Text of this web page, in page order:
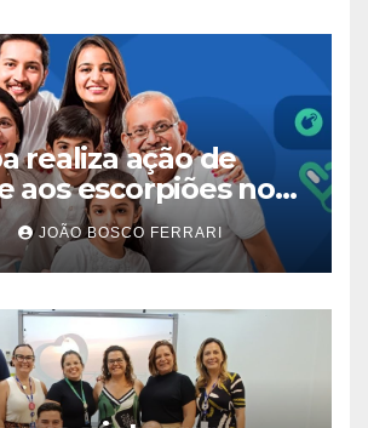
realiza ação de
aos escorpiões no
Carlos
JOÃO BOSCO FERRARI